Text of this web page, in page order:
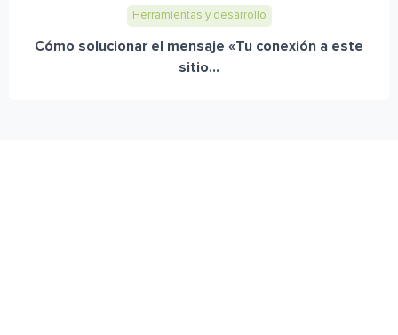
Herramientas y desarrollo
Cómo solucionar el mensaje «Tu conexión a este
sitio...